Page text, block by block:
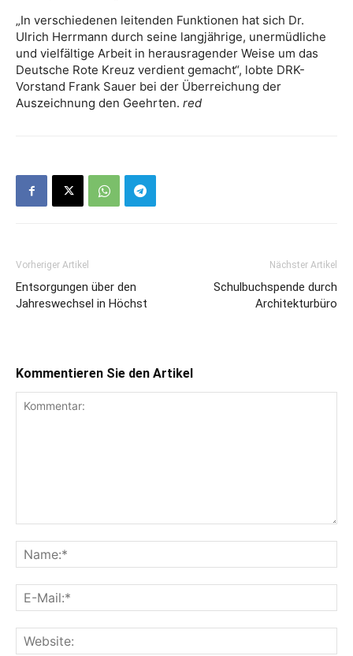
„In verschiedenen leitenden Funktionen hat sich Dr.
Ulrich Herrmann durch seine langjährige, unermüdliche
und vielfältige Arbeit in herausragender Weise um das
Deutsche Rote Kreuz verdient gemacht“, lobte DRK-
Vorstand Frank Sauer bei der Überreichung der
Auszeichnung den Geehrten. red
Vorheriger Artikel
Entsorgungen über den
Jahreswechsel in Höchst
Nächster Artikel
Schulbuchspende durch
Architekturbüro
Kommentieren Sie den Artikel